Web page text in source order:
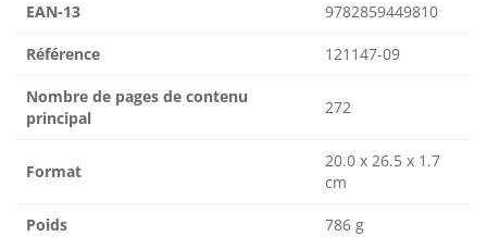
EAN-13 9782859449810
Référence 121147-09
Nombre de pages de contenu
principal
272
Format
20.0 x 26.5 x 1.7
cm
Poids 786 g